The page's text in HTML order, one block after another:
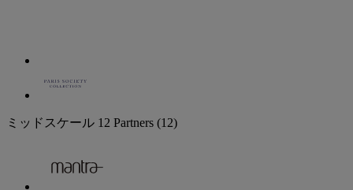
ミッドスケール 12 Partners (12)